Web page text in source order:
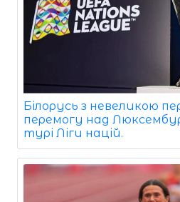
Білорусь з невеликою
перемогу над
турі Ліги націй.